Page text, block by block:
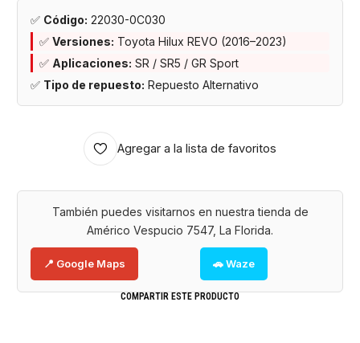
✅ Código: 22030-0C030
✅ Versiones: Toyota Hilux REVO (2016–2023)
✅ Aplicaciones: SR / SR5 / GR Sport
✅ Tipo de repuesto: Repuesto Alternativo
Agregar a la lista de favoritos
También puedes visitarnos en nuestra tienda de
Américo Vespucio 7547, La Florida.
📍 Google Maps 🚗 Waze
COMPARTIR ESTE PRODUCTO